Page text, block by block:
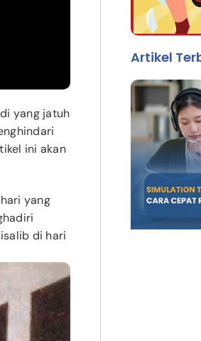
yang jatuh
ini akan
yang
di hari
Artikel